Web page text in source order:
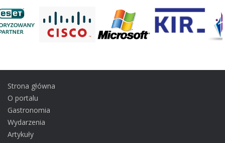
Strona główna
O portalu
Gastronomia
Wydarzenia
Artykuły